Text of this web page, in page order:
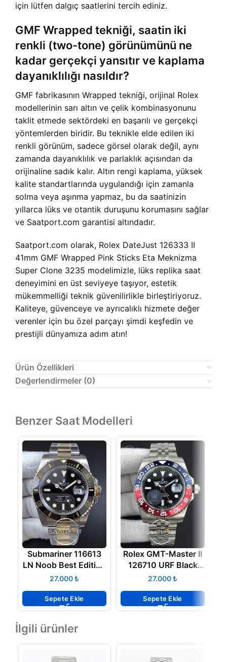
için lütfen dalgıç saatlerini tercih ediniz.
GMF Wrapped tekniği, saatin iki
renkli (two-tone) görünümünü ne
kadar gerçekçi yansıtır ve kaplama
dayanıklılığı nasıldır?
GMF fabrikasının Wrapped tekniği, orijinal Rolex
modellerinin sarı altın ve çelik kombinasyonunu
taklit etmede sektördeki en başarılı ve gerçekçi
yöntemlerden biridir. Bu teknikle elde edilen iki
renkli görünüm, sadece görsel olarak değil, aynı
zamanda dayanıklılık ve parlaklık açısından da
orijinaline sadık kalır. Altın rengi kaplama, yüksek
kalite standartlarında uygulandığı için zamanla
solma veya aşınma yapmaz, bu da saatinizin
yıllarca lüks ve otantik duruşunu korumasını sağlar
ve Saatport.com garantisi altındadır.
Saatport.com olarak, Rolex DateJust 126333 II
41mm GMF Wrapped Pink Sticks Eta Meknizma
Super Clone 3235 modelimizle, lüks replika saat
deneyimini en üst seviyeye taşıyor, estetik
mükemmelliği teknik güvenilirlikle birleştiriyoruz.
Kaliteye, güvenceye ve ayrıcalıklı hizmete değer
verenler için bu özel parçayı şimdi keşfedin ve
prestijli dünyamıza adım atın!
Ürün Özellikleri
Değerlendirmeler (0)
Benzer Saat Modelleri
Submariner 116613
LN Noob Best Edition
Wrapped Bezel 3135
₺
Sepete Ekle
Rolex GMT-Master II
126710 URF Black
Dial on Jubilee
₺
Sepete Ekle
İlgili ürünler